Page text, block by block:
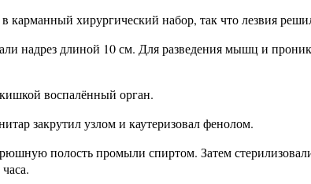
карманный хирургический набор, так что лезвия
надрез длиной 10 см. Для разведения мышц и
воспалённый орган.
закрутил узлом и каутеризовал фенолом.
полость промыли спиртом. Затем